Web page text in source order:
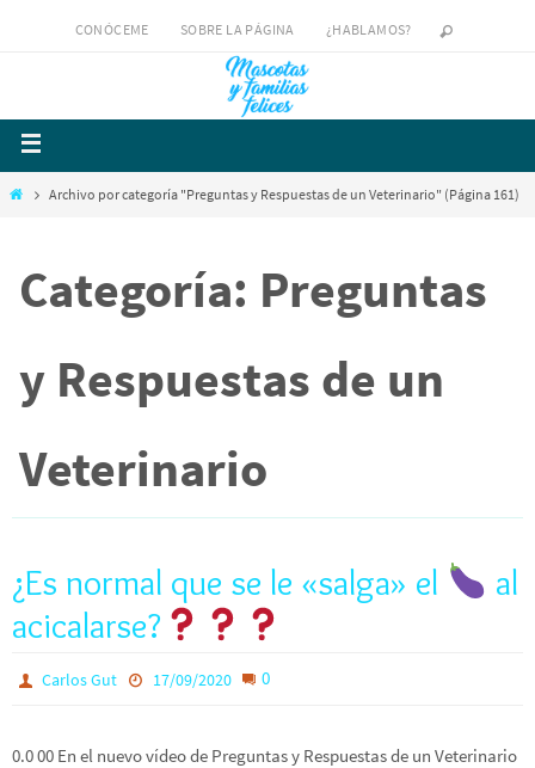
CONÓCEME SOBRE LA PÁGINA ¿HABLAMOS?
Archivo por categoría "Preguntas y Respuestas de un Veterinario" (Página 161)
Categoría: Preguntas
y Respuestas de un
Veterinario
¿Es normal que se le «salga» el
al
acicalarse?
Carlos Gut 17/09/2020 0
0.0 00 En el nuevo vídeo de Preguntas y Respuestas de un Veterinario